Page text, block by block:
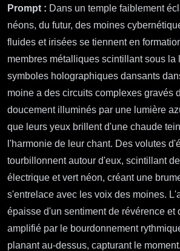
Prompt : Dans un temple faiblement
néons, du futur, des moines
fluides et irisées se tiennent en
membres métalliques scintillant sous la
symboles holographiques dansants
moine a des circuits complexes gravés
doucement illuminés par une lumière
que leurs yeux brillent d'une chaude
l'harmonie de leur chant. Des volutes
tourbillonnent autour d'eux, scintillant
électrique et vert néon, créant une
s'entrelace avec les voix des moines.
épaisse d'un sentiment de révérence et
amplifié par le bourdonnement
planant au-dessus, capturant le